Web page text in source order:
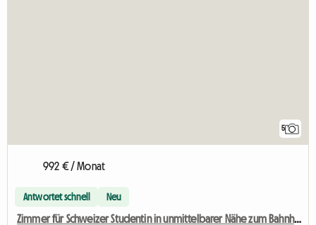
5
992 € / Monat
Antwortet schnell Neu
Zimmer für Schweizer Studentin in unmittelbarer Nähe zum Bahnhof